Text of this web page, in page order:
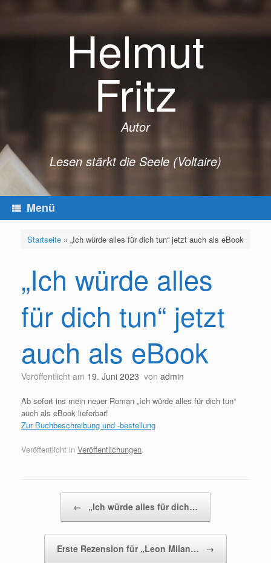
Helmut
Fritz
Autor
Lesen stärkt die Seele (Voltaire)
Menü
Startseite» „Ich würde alles für dich tun“ jetzt auch als eBook
„Ich würde alles
für dich tun“ jetzt
auch als eBook
Veröffentlicht am 19. Juni 2023 von admin
Ab sofort ins mein neuer Roman „Ich würde alles für dich tun“
auch als eBook lieferbar!
Zur Buchbeschreibung und -bestellung
Veröffentlicht in Veröffentlichungen.
← „Ich würde alles für dich…
Erste Rezension für „Leon Milan… →